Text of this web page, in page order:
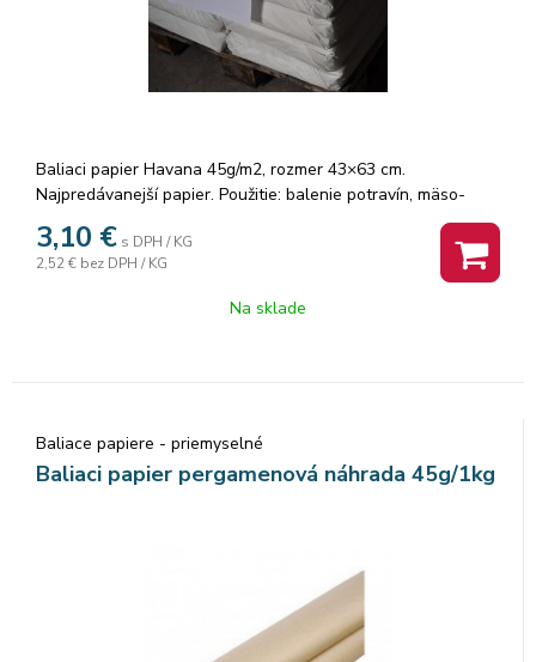
Baliaci papier Havana 45g/m2, rozmer 43×63 cm.
Najpredávanejší papier. Použitie: balenie potravín, mäso-
3,10 € s DPH / KG
2,52 € bez DPH / KG
Na sklade
Baliace papiere - priemyselné
Baliaci papier pergamenová náhrada 45g/1kg